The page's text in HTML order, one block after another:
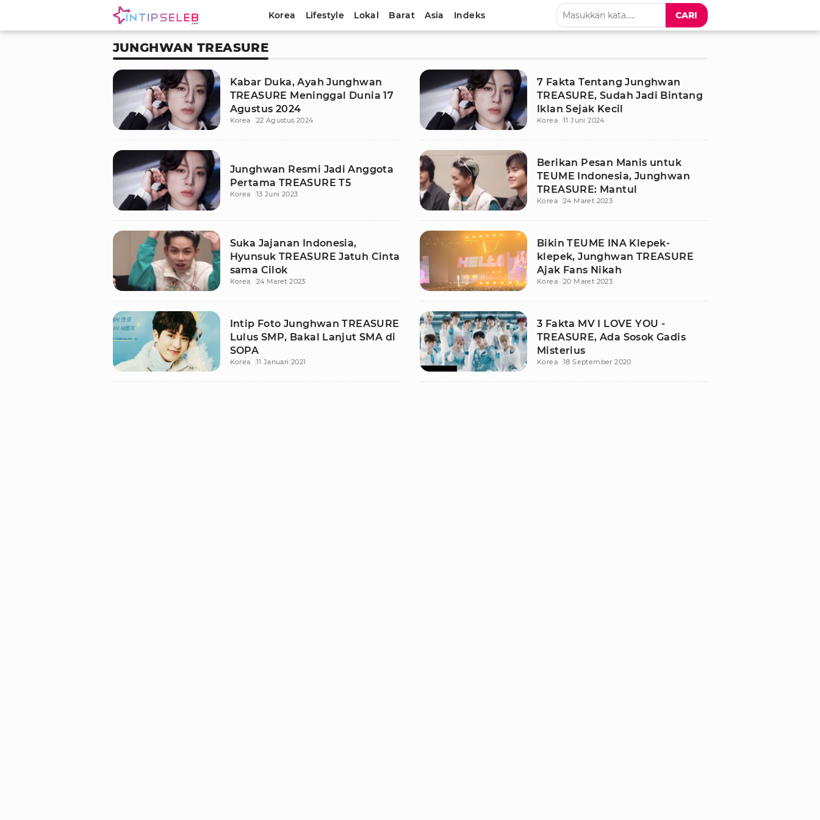
Korea Lifestyle Lokal Barat Asia Indeks CARI
JUNGHWAN TREASURE
Kabar Duka, Ayah Junghwan
TREASURE Meninggal Dunia 17
Agustus 2024
Korea 22 Agustus 2024
7 Fakta Tentang Junghwan
TREASURE, Sudah Jadi Bintang
Iklan Sejak Kecil
Korea 11 Juni 2024
Junghwan Resmi Jadi Anggota
Pertama TREASURE T5
Korea 13 Juni 2023
Berikan Pesan Manis untuk
TEUME Indonesia, Junghwan
TREASURE: Mantul
Korea 24 Maret 2023
Suka Jajanan Indonesia,
Hyunsuk TREASURE Jatuh Cinta
sama Cilok
Korea 24 Maret 2023
Bikin TEUME INA Klepek-
klepek, Junghwan TREASURE
Ajak Fans Nikah
Korea 20 Maret 2023
Intip Foto Junghwan TREASURE
Lulus SMP, Bakal Lanjut SMA di
SOPA
Korea 11 Januari 2021
3 Fakta MV I LOVE YOU -
TREASURE, Ada Sosok Gadis
Misterius
Korea 18 September 2020